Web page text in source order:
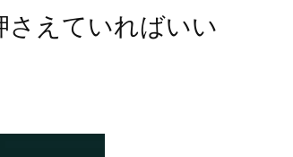
えていればいい